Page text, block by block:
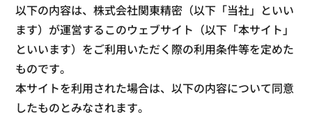
以下の内容は、株式会社関東精密（以下「当社」といい
ます）が運営するこのウェブサイト（以下「本サイト」
といいます）をご利用いただく際の利用条件等を定めた
ものです。
本サイトを利用された場合は、以下の内容について同意
したものとみなされます。